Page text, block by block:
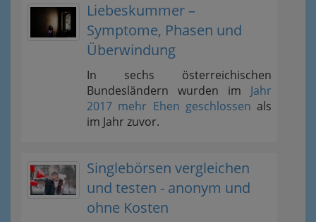
Liebeskummer –
Symptome, Phasen und
Überwindung
In sechs österreichischen
Bundesländern wurden im Jahr
2017 mehr Ehen geschlossen als
im Jahr zuvor.
Singlebörsen vergleichen
und testen - anonym und
ohne Kosten